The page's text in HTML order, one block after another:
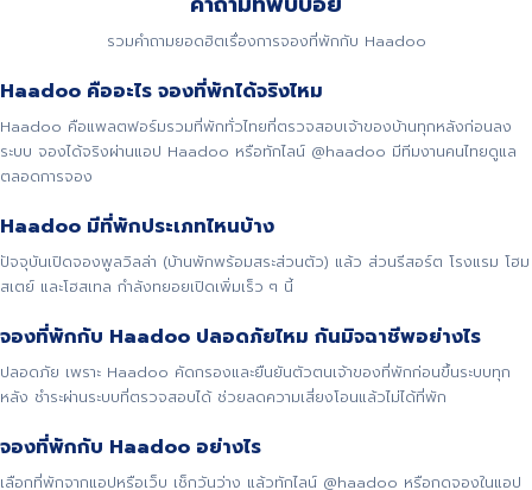
รวมคำถามยอดฮิตเรื่องการจองที่พักกับ Haadoo
Haadoo คืออะไร จองที่พักได้จริงไหม
Haadoo คือแพลตฟอร์มรวมที่พักทั่วไทยที่ตรวจสอบเจ้าของบ้านทุกหลังก่อนลง
ระบบ จองได้จริงผ่านแอป Haadoo หรือทักไลน์ @haadoo มีทีมงานคนไทยดูแล
ตลอดการจอง
Haadoo มีที่พักประเภทไหนบ้าง
ปัจจุบันเปิดจองพูลวิลล่า (บ้านพักพร้อมสระส่วนตัว) แล้ว ส่วนรีสอร์ต โรงแรม โฮม
สเตย์ และโฮสเทล กำลังทยอยเปิดเพิ่มเร็ว ๆ นี้
จองที่พักกับ Haadoo ปลอดภัยไหม กันมิจฉาชีพอย่างไร
ปลอดภัย เพราะ Haadoo คัดกรองและยืนยันตัวตนเจ้าของที่พักก่อนขึ้นระบบทุก
หลัง ชำระผ่านระบบที่ตรวจสอบได้ ช่วยลดความเสี่ยงโอนแล้วไม่ได้ที่พัก
จองที่พักกับ Haadoo อย่างไร
เลือกที่พักจากแอปหรือเว็บ เช็กวันว่าง แล้วทักไลน์ @haadoo หรือกดจองในแอป